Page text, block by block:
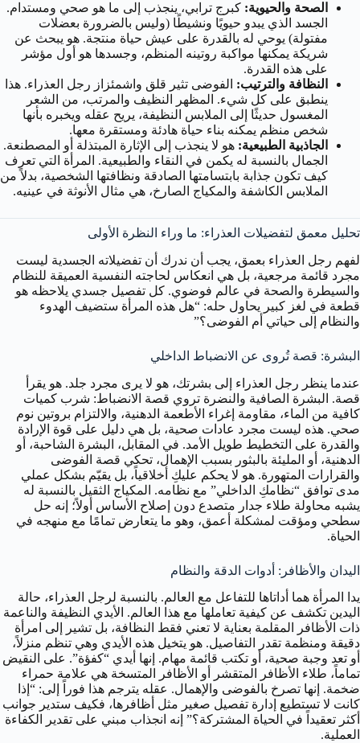
الصحة والحيوية: كبرج ترابي، ينجذب إلى ما هو صحي ومستدام.
الجسد الذي يبدو حيويًا ونشيطًا (وليس بالضرورة بعضلات
مفتولة) يوحي له بالقدرة على عيش حياة منتجة. هو يبحث عن
شريكة يمكنها مواكبة روتينه المنظم، وجسدها هو أول مؤشر
على هذه القدرة.
النظافة والترتيب: الفوضى تثير قلق واشمئزاز رجل العذراء. هذا
ينطبق على كل شيء. المظهر النظيف والمرتب، من الشعر
المغسول حديثًا إلى الملابس النظيفة، يريح عقله ويخبره بأنها
شخص منظم يمكنه بناء حياة هادئة ومستقرة معها.
الجاذبية الطبيعية: هو لا ينجذب إلى الإثارة المبتذلة أو المصطنعة.
الجمال بالنسبة له يكمن في النقاء والطبيعية. المرأة التي تعرف
كيف تكون جذابة بابتسامتها الصادقة ونظافتها الشخصية، بدلاً من
الملابس الكاشفة والمكياج الصارخ، هي مثال الأنوثة في عينيه.
تحليل معمق لتفضيلات العذراء: ما وراء النظرة الأولى
لفهم رجل العذراء بعمق، يجب أن ندرك أن تفضيلاته الجسدية ليست
مجرد قائمة مرجعية، بل هي انعكاس لحاجته النفسية العميقة للنظام
والسيطرة والصحة في عالم فوضوي. كل تفصيل جسدي يلاحظه هو
قطعة في لغز كبير يحاول حله: “هل هذه المرأة ستضيف الهدوء
والنظام إلى حياتي أم الفوضى؟”
البشرة: قصة تُروى عن الانضباط الداخلي
عندما ينظر رجل العذراء إلى بشرتك، هو لا يرى مجرد جلد. هو يقرأ
قصة. البشرة الصافية والنضرة تروي قصة الانضباط: شرب كميات
كافية من الماء، مقاومة إغراء الأطعمة الدهنية، والالتزام بروتين نوم
صحي. هذه ليست مجرد عادات صحية، بل هي دليل على قوة الإرادة
والقدرة على التخطيط طويل الأمد. في المقابل، البشرة الشاحبة، أو
الدهنية، أو المليئة بالبثور بسبب الإهمال، تحكي قصة الفوضى
والقرارات المتهورة. هو لا يحكم عليكِ أخلاقياً، بل يقيّم بشكل عملي
مدى توافق “نظامكِ الداخلي” مع نظامه. المكياج الثقيل بالنسبة له
يشبه محاولة طلاء جدار متصدع دون إصلاح الأساس أولاً؛ إنه حل
سطحي ومؤقت لمشكلة أعمق، وهو ما يتعارض تمامًا مع منهجه في
الحياة.
اليدان والأظافر: أدوات الدقة والنظام
يدا المرأة هما أداتاها للتفاعل مع العالم. بالنسبة لرجل العذراء، حالة
اليدين تكشف عن كيفية تعاملها مع هذا العالم. الأيدي النظيفة والناعمة
ذات الأظافر المقلمة بعناية لا تعني فقط النظافة، بل تشير إلى امرأة
دقيقة ومنظمة تقدر التفاصيل. هو يتخيل هذه الأيدي وهي تنظم منزلاً،
أو تعد وجبة صحية، أو تكتب قائمة مهام. إنها أيدي “كفؤة”. على النقيض
تماماً، طلاء الأظافر المتقشر أو الأظافر المتسخة هي علامة حمراء
ضخمة. إنها تصرخ بالفوضى والإهمال. عقله يترجم هذا فوراً إلى: “إذا
كانت لا تستطيع إدارة تفصيل صغير مثل أظافرها، فكيف ستدير جوانب
أكثر تعقيداً في الحياة المشتركة؟” إنه انجذاب مبني على تقدير الكفاءة
العملية.